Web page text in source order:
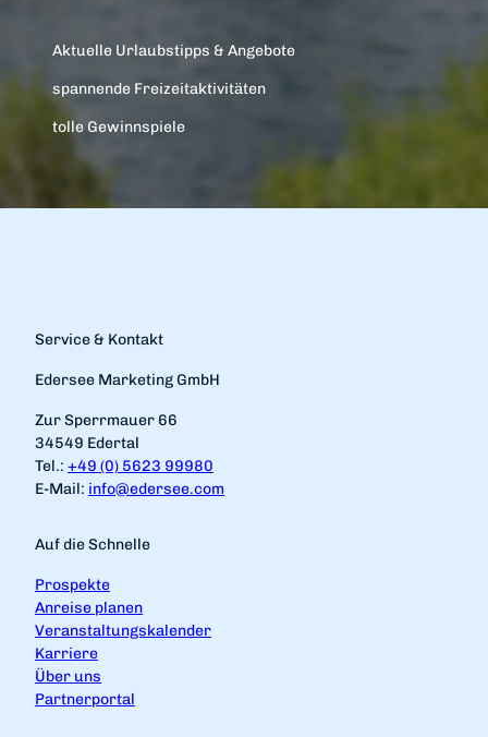
Aktuelle Urlaubstipps & Angebote
spannende Freizeitaktivitäten
tolle Gewinnspiele
Service & Kontakt
Edersee Marketing GmbH
Zur Sperrmauer 66
34549 Edertal
Tel.: +49 (0) 5623 99980
E-Mail: info@edersee.com
Auf die Schnelle
Prospekte
Anreise planen
Veranstaltungskalender
Karriere
Über uns
Partnerportal